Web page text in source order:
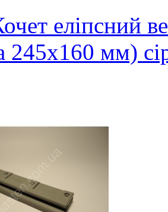
еліпсний
245х160 мм)